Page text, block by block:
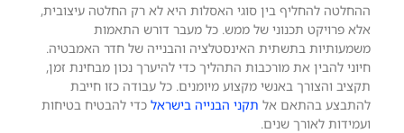
ההחלטה להחליף בין סוגי האסלות היא לא רק החלטה עיצובית,
אלא פרויקט תכנוני של ממש. כל מעבר דורש התאמות
משמעותיות בתשתית האינסטלציה והבנייה של חדר האמבטיה.
חיוני להבין את מורכבות התהליך כדי להיערך נכון מבחינת זמן,
תקציב והצורך באנשי מקצוע מיומנים. כל עבודה כזו חייבת
להתבצע בהתאם אל תקני הבנייה בישראלכדי להבטיח בטיחות
ועמידות לאורך שנים.